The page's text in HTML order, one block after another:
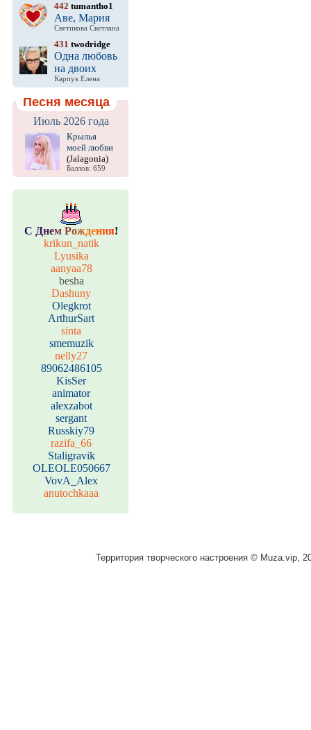
442 tumantho1
Аве, Мария
Светикова Светлана
431 twodridge
Одна любовь
на двоих
Карпук Елена
Песня месяца
Июль 2026 года
Крылья
моей любви
(Jalagonia)
Баллов: 659
С Днем Рождения!
krikun_natik
Lyusika
aanyaa78
besha
Dashuny
Olegkrot
ArthurSart
sinta
smemuzik
nelly27
89062486105
KisSer
animator
alexzabot
sergant
Russkiy79
razifa_66
Staligravik
OLEOLE050667
VovA_Alex
anutochkaaa
Территория творческого настроения © Muza.vip,